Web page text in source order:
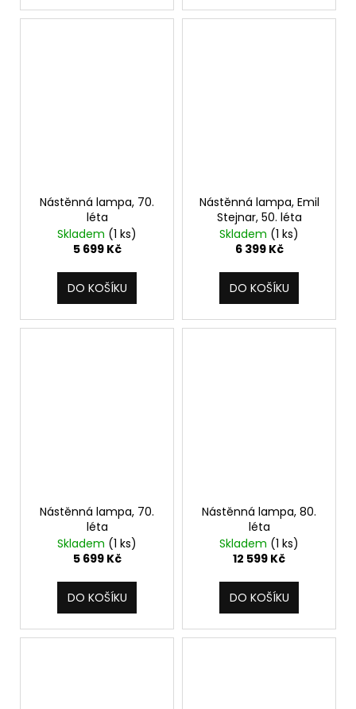
Nástěnná lampa, 70.
léta
Skladem (1 ks)
5 699 Kč
DO KOŠÍKU
Nástěnná lampa, Emil
Stejnar, 50. léta
Skladem (1 ks)
6 399 Kč
DO KOŠÍKU
Nástěnná lampa, 70.
léta
Skladem (1 ks)
5 699 Kč
DO KOŠÍKU
Nástěnná lampa, 80.
léta
Skladem (1 ks)
12 599 Kč
DO KOŠÍKU